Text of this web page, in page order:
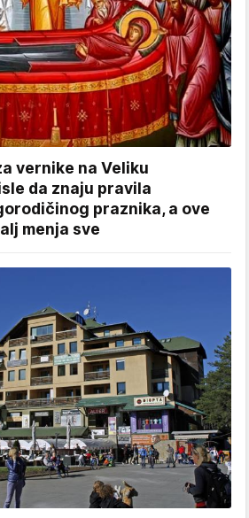
vernike na Veliku
da znaju pravila
praznika, a ove
menja sve